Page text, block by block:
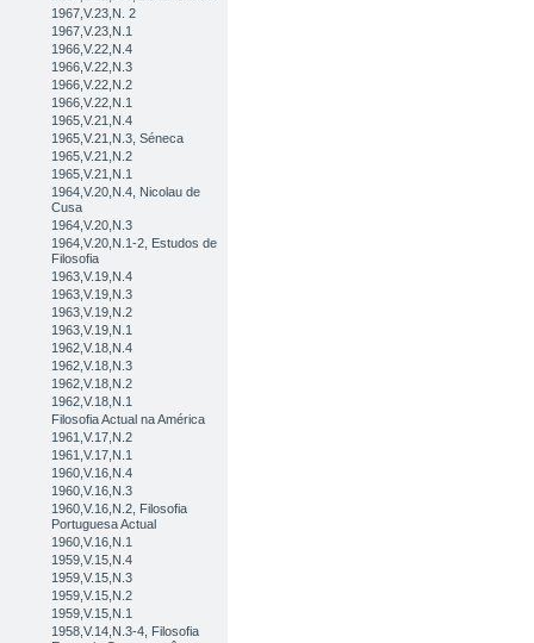
1967,V.23,N. 2
1967,V.23,N.1
1966,V.22,N.4
1966,V.22,N.3
1966,V.22,N.2
1966,V.22,N.1
1965,V.21,N.4
1965,V.21,N.3, Séneca
1965,V.21,N.2
1965,V.21,N.1
1964,V.20,N.4, Nicolau de
Cusa
1964,V.20,N.3
1964,V.20,N.1-2, Estudos de
Filosofia
1963,V.19,N.4
1963,V.19,N.3
1963,V.19,N.2
1963,V.19,N.1
1962,V.18,N.4
1962,V.18,N.3
1962,V.18,N.2
1962,V.18,N.1
Filosofia Actual na América
1961,V.17,N.2
1961,V.17,N.1
1960,V.16,N.4
1960,V.16,N.3
1960,V.16,N.2, Filosofia
Portuguesa Actual
1960,V.16,N.1
1959,V.15,N.4
1959,V.15,N.3
1959,V.15,N.2
1959,V.15,N.1
1958,V.14,N.3-4, Filosofia